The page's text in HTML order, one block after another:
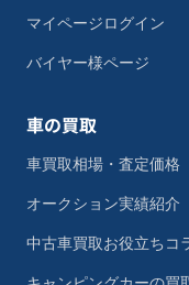
マイページログイン
バイヤー様ページ
車の買取
車買取相場・査定価
オークション実績紹介
中古車買取お役立ちコ